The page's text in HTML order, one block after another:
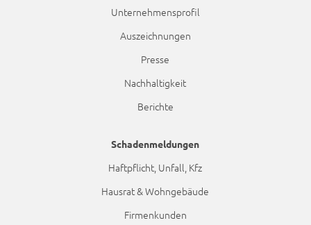
Unternehmensprofil
Auszeichnungen
Presse
Nachhaltigkeit
Berichte
Schadenmeldungen
Haftpflicht, Unfall, Kfz
Hausrat & Wohngebäude
Firmenkunden